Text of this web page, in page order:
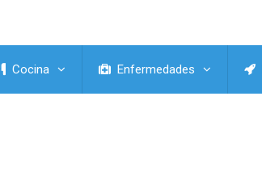
Cocina Enfermedades